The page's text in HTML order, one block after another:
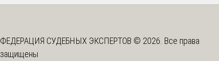
ФЕДЕРАЦИЯ СУДЕБНЫХ ЭКСПЕРТОВ © 2026. Все права
защищены